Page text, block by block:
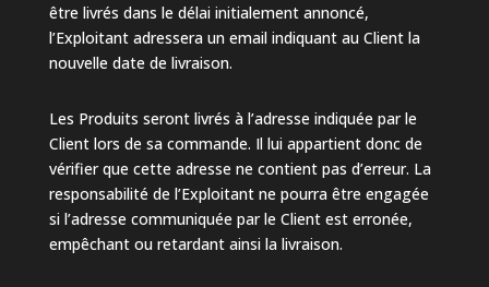
être livrés dans le délai initialement annoncé,
l’Exploitant adressera un email indiquant au Client la
nouvelle date de livraison.
Les Produits seront livrés à l’adresse indiquée par le
Client lors de sa commande. Il lui appartient donc de
vérifier que cette adresse ne contient pas d’erreur. La
responsabilité de l’Exploitant ne pourra être engagée
si l’adresse communiquée par le Client est erronée,
empêchant ou retardant ainsi la livraison.